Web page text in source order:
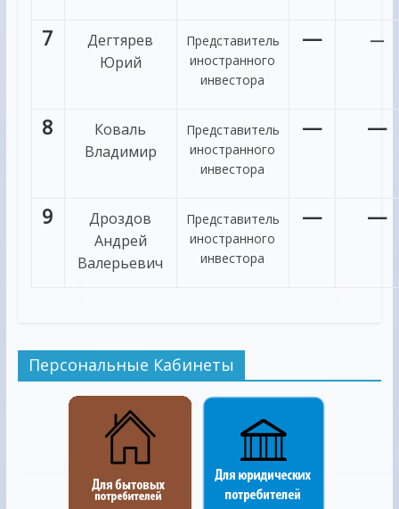
7
Дегтярев
Юрий
Представитель
иностранного
инвестора
— —
8
Коваль
Владимир
Представитель
иностранного
инвестора
— —
9
Дроздов
Андрей
Валерьевич
Представитель
иностранного
инвестора
— —
Персональные Кабинеты